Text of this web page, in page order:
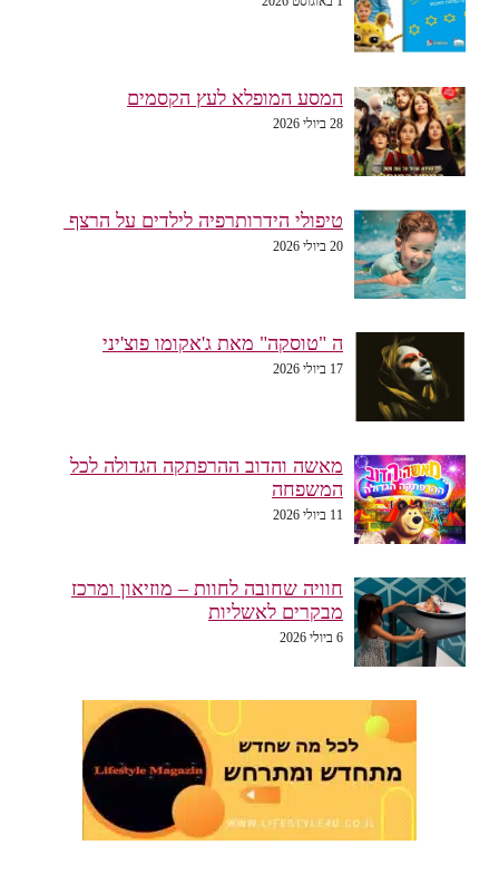
המסע המופלא לעץ הקסמים
28 ביולי 2026
טיפולי הידרותרפיה לילדים על הרצף
20 ביולי 2026
ה "טוסקה" מאת ג'אקומו פוצ'יני
מאשה והדוב ההרפתקה הגדולה לכל
המשפחה
11 ביולי 2026
חוויה שחובה לחוות – מוזיאון ומרכז
מבקרים לאשליות
6 ביולי 2026